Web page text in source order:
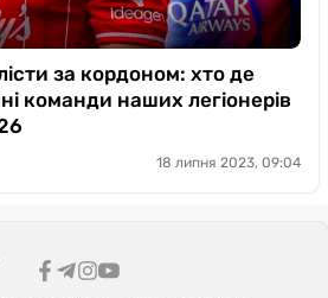
за кордоном: хто де
команди наших легіонерів
18 липня 2023, 09:04